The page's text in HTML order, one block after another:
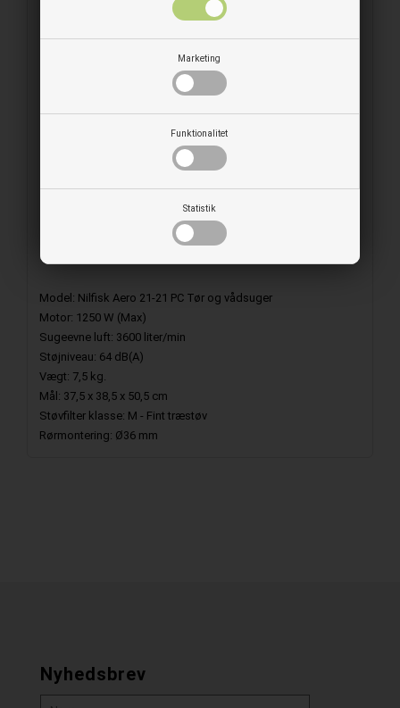
Marketing
Funktionalitet
Statistik
2 stk. Forlængerrør af rustfri stål 50 cm
Vaskbart PET fleece filter klasse M med 99,9%
Eludtag til elværktøj med tænd/sluk knap
Automatisk tænd/sluk ved brug af elværktøj
Adapter til elværktøj Ø27/35/38 mm
Beholder med løftehåndtag
Model: Nilfisk Aero 21-21 PC Tør og vådsuger
Motor: 1250 W (Max)
Sugeevne luft: 3600 liter/min
Støjniveau: 64 dB(A)
Vægt: 7,5 kg.
Mål: 37,5 x 38,5 x 50,5 cm
Støvfilter klasse: M - Fint træstøv
Rørmontering: Ø36 mm
Nyhedsbrev